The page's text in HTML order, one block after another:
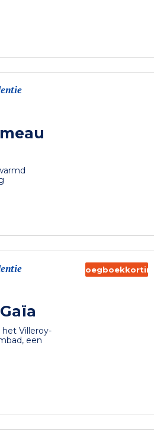
Villeroy-
een
Vroegboekkorting